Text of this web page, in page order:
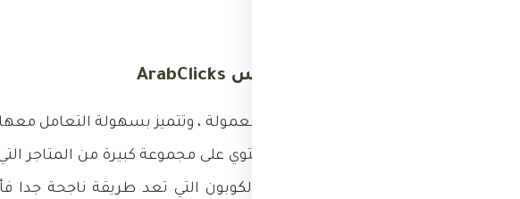
منصة عربية للتسويق بالعمولة ، وتتميز بسهولة التعامل
للتسويق بالعمولة ، وتحتوي على مجموعة كبيرة من المتاجر
لك التسويق أيضا عبر الكوبون التي تعد طريقة ناجحة